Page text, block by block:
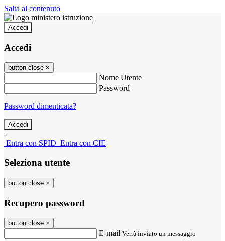
Salta al contenuto
Accedi
Accedi
button close ×
Nome Utente
Password
Password dimenticata?
-
Entra con SPID Entra con CIE
Seleziona utente
button close ×
Recupero password
button close ×
E-mail Verrà inviato un messaggio